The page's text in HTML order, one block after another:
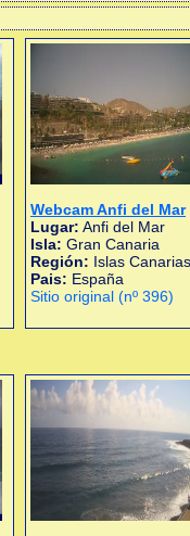
Webcam Anfi del Mar
Lugar: Anfi del Mar
Isla: Gran Canaria
Región: Islas Canarias
Pais: España
Sitio original (nº 396)